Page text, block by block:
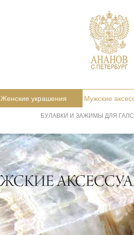
Женские украшения Мужские
БУЛАВКИ И ЗАЖИМЫ ДЛЯ